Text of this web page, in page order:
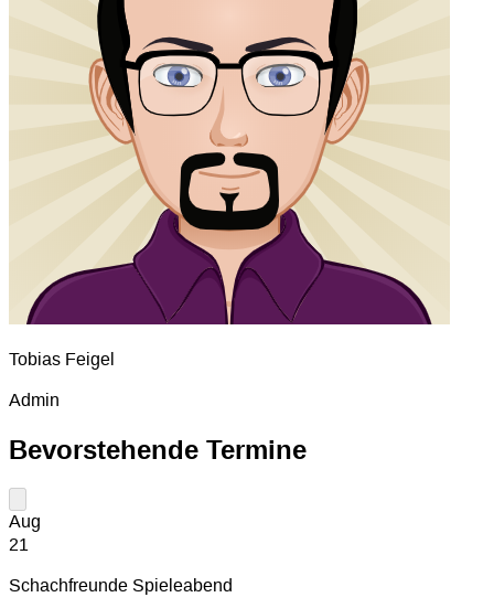
Tobias Feigel
Admin
Bevorstehende Termine
Aug
21
Schachfreunde Spieleabend